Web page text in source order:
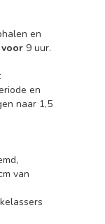
en
voor 9 uur.
en
naar 1,5
van